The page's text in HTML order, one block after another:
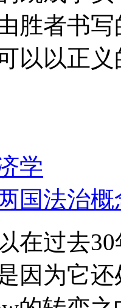
胜者书
以以正
学
法治概
在过去
因为它